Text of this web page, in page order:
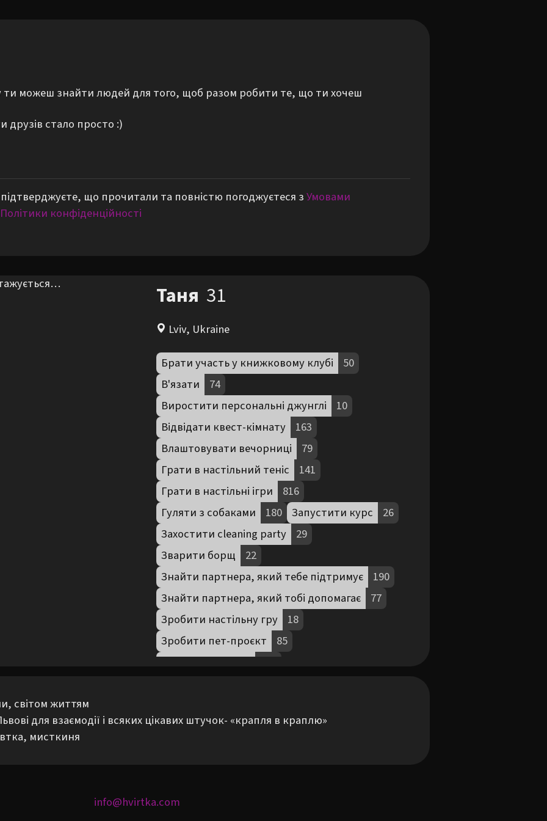
ти можеш знайти людей для того, щоб разом робити те, що ти хочеш
стало просто :)
що прочитали та повністю погоджуєтеся зУмовами
Політики конфіденційності
Таня 31
Lviv, Ukraine
Брати участь у книжковому клубі
50
В'язати
74
Виростити персональні джунглі
10
Відвідати квест-кімнату
163
Влаштовувати вечорниці
79
Грати в настільний теніс
141
Грати в настільні ігри
816
Гуляти з собаками
180 Запустити курс
26
Захостити cleaning party
29
Зварити борщ
22
Знайти партнера, який тебе підтримує
190
Знайти партнера, який тобі допомагає
77
Зробити настільну гру
18
Зробити пет-проєкт
85
Зробити стартап
151
Кататися на самокатах
73
світом життям
для взаємодії і всяких цікавих штучок- «крапля в краплю»
мисткиня
info@hvirtka.com